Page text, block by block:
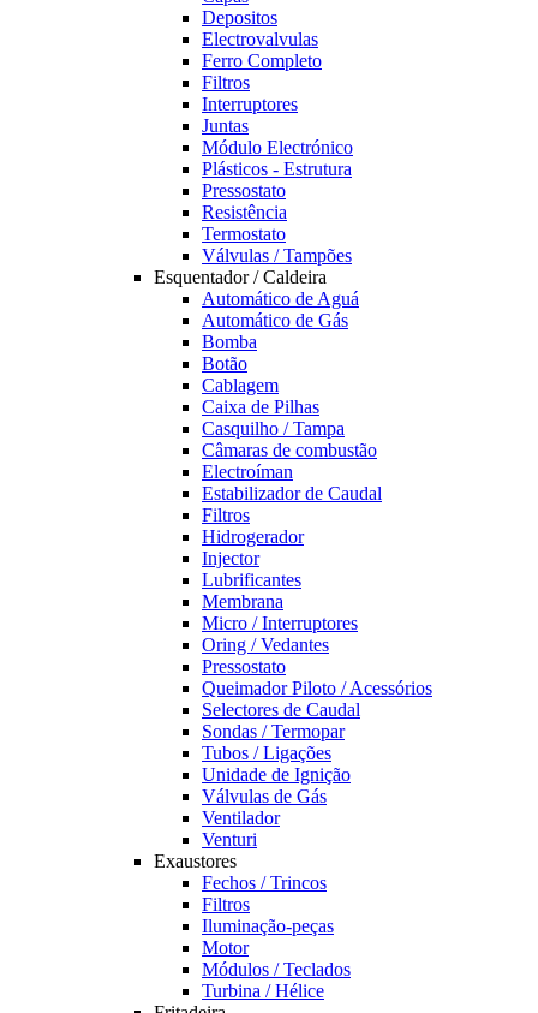
Depositos
Electrovalvulas
Ferro Completo
Filtros
Interruptores
Juntas
Módulo Electrónico
Plásticos - Estrutura
Pressostato
Resistência
Termostato
Válvulas / Tampões
Esquentador / Caldeira
Automático de Aguá
Automático de Gás
Bomba
Botão
Cablagem
Caixa de Pilhas
Casquilho / Tampa
Câmaras de combustão
Electroíman
Estabilizador de Caudal
Filtros
Hidrogerador
Injector
Lubrificantes
Membrana
Micro / Interruptores
Oring / Vedantes
Pressostato
Queimador Piloto / Acessórios
Selectores de Caudal
Sondas / Termopar
Tubos / Ligações
Unidade de Ignição
Válvulas de Gás
Ventilador
Venturi
Exaustores
Fechos / Trincos
Filtros
Iluminação-peças
Motor
Módulos / Teclados
Turbina / Hélice